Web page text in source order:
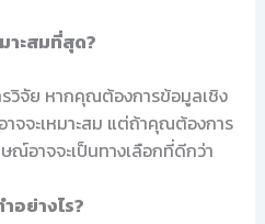
าะสมที่สุด?
วิจัย หากคุณต้องการข้อมูลเชิง
จจะเหมาะสม แต่ถ้าคุณต้องการ
อาจจะเป็นทางเลือกที่ดีกว่า
อย่างไร?